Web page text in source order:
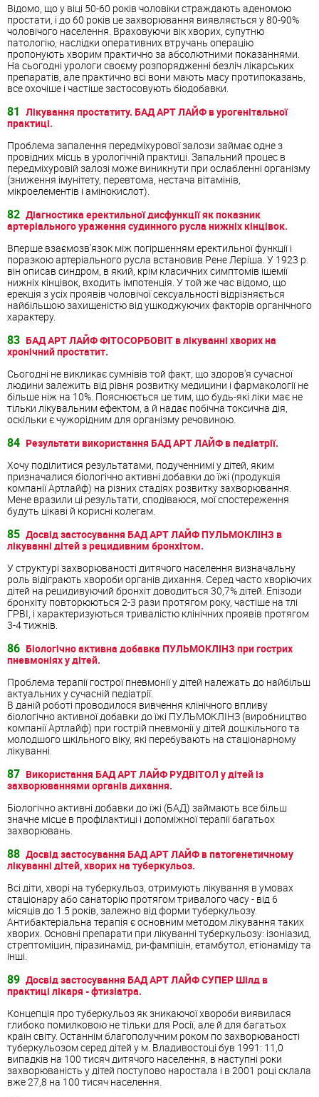
Відомо, що у віці 50-60 років чоловіки страждають аденомою
простати, і до 60 років це захворювання виявляється у 80-90%
чоловічого населення. Враховуючи вік хворих, супутню
патологію, наслідки оперативних втручань операцію
пропонують хворим практично за абсолютними показаннями.
На сьогодні урологи своєму розпорядженні безліч лікарських
препаратів, але практично всі вони мають масу протипоказань,
все охочіше і частіше застосовують біодобавки.
81 Лікування простатиту. БАД АРТ ЛАЙФ в урогенітальної
практиці.
Проблема запалення передміхурової залози займає одне з
провідних місць в урологічній практиці. Запальний процес в
передміхуровій залозі може виникнути при ослабленні організму
(зниження імунітету, перевтома, нестача вітамінів,
мікроелементів і амінокислот).
82 Діагностика еректильної дисфункції як показник
артеріального ураження судинного русла нижніх кінцівок.
Вперше взаємозв'язок між погіршенням еректильної функції і
поразкою артеріального русла встановив Рене Леріша. У 1923 р.
він описав синдром, в який, крім класичних симптомів ішемії
нижніх кінцівок, входить імпотенція. У той же час відомо, що
ерекція з усіх проявів чоловічої сексуальності відрізняється
найбільшою захищеністю від ушкоджуючих факторів органічного
характеру.
83 БАД АРТ ЛАЙФ ФІТОСОРБОВІТ в лікуванні хворих на
хронічний простатит.
Сьогодні не викликає сумнівів той факт, що здоров'я сучасної
людини залежить від рівня розвитку медицини і фармакології не
більше ніж на 10%. Пояснюється це тим, що будь-які ліки має не
тільки лікувальним ефектом, а й надає побічна токсична дія,
оскільки є чужорідним для організму речовиною.
84 Результати використання БАД АРТ ЛАЙФ в педіатрії.
Хочу поділитися результатами, подученнимі у дітей, яким
призначалися біологічно активні добавки до їжі (продукція
компанії Артлайф) на різних стадіях розвитку захворювання.
Мене вразили ці результати, сподіваюся, мої спостереження
будуть цікаві й корисні колегам.
85 Досвід застосування БАД АРТ ЛАЙФ ПУЛЬМОКЛІНЗ в
лікуванні дітей з рецидивним бронхітом.
У структурі захворюваності дитячого населення визначальну
роль відіграють хвороби органів дихання. Серед часто хворіючих
дітей на рецидивуючий бронхіт доводиться 30,7% дітей. Епізоди
бронхіту повторюються 2-3 рази протягом року, частіше на тлі
ГРВІ, і характеризуються тривалістю клінічних проявів протягом
3-4 тижнів.
86 Біологічно активна добавка ПУЛЬМОКЛІНЗ при гострих
пневмоніях у дітей.
Проблема терапії гострої пневмонії у дітей належать до найбільш
актуальних у сучасній педіатрії.
В даній роботі проводилося вивчення клінічного впливу
біологічно активної добавки до їжі ПУЛЬМОКЛІНЗ (виробництво
компанії Артлайф) при гострій пневмонії у дітей дошкільного та
молодшого шкільного віку, які перебувають на стаціонарному
лікуванні.
87 Використання БАД АРТ ЛАЙФ РУДВІТОЛ у дітей із
захворюваннями органів дихання.
Біологічно активні добавки до їжі (БАД) займають все більш
значне місце в профілактиці і допоміжної терапії багатьох
захворювань.
88 Досвід застосування БАД АРТ ЛАЙФ в патогенетичному
лікуванні дітей, хворих на туберкульоз.
Всі діти, хворі на туберкульоз, отримують лікування в умовах
стаціонару або санаторію протягом тривалого часу - від 6
місяців до 1.5 років, залежно від форми туберкульозу.
Антибактеріальна терапія є основним методом лікування таких
хворих. Основні препарати при лікуванні туберкульозу: ізоніазид,
стрептоміцин, піразинамід, ри-фампіцін, етамбутол, етіонаміду та
інші.
89 Досвід застосування БАД АРТ ЛАЙФ СУПЕР Шілд в
практиці лікаря - фтизіатра.
Концепція про туберкульоз як зникаючої хвороби виявилася
глибоко помилковою не тільки для Росії, але й для багатьох
країн світу. Останнім благополучним роком по захворюваності
туберкульозом серед дітей у м. Владивостоці був 1991: 11,0
випадків на 100 тисяч дитячого населення, в наступні роки
захворюваність у дітей поступово наростала і в 2001 році склала
вже 27,8 на 100 тисяч населення.